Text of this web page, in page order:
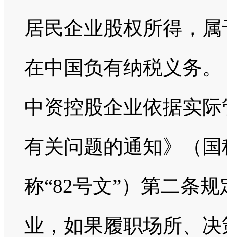
居民企业股权所得，
在中国负有纳税义务
中资控股企业依据实
有关问题的通知》（
称“82号文”）第二条
业，如果履职场所、